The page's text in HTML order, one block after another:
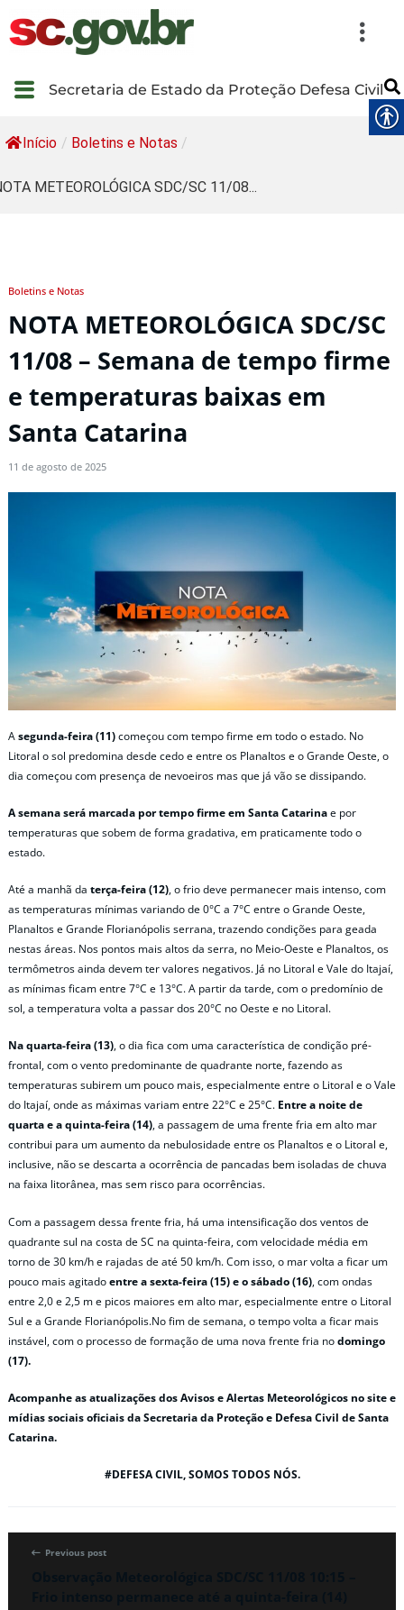
Secretaria de Estado da Proteção Defesa Civil
Início / Boletins e Notas /
METEOROLÓGICA SDC/SC 11/08...
Boletins e Notas
NOTA METEOROLÓGICA SDC/SC
11/08 – Semana de tempo firme
e temperaturas baixas em
Santa Catarina
11 de agosto de 2025
Asegunda-feira (11)começou com tempo firme em todo o estado. No
Litoral o sol predomina desde cedo e entre os Planaltos e o Grande Oeste, o
dia começou com presença de nevoeiros mas que já vão se dissipando.
A semana será marcada por tempo firme em Santa Catarinae por
temperaturas que sobem de forma gradativa, em praticamente todo o
estado.
Até a manhã da terça-feira (12), o frio deve permanecer mais intenso, com
as temperaturas mínimas variando de 0°C a 7°C entre o Grande Oeste,
Planaltos e Grande Florianópolis serrana, trazendo condições para geada
nestas áreas. Nos pontos mais altos da serra, no Meio-Oeste e Planaltos, os
termômetros ainda devem ter valores negativos. Já no Litoral e Vale do Itajaí,
as mínimas ficam entre 7°C e 13°C. A partir da tarde, com o predomínio de
sol, a temperatura volta a passar dos 20°C no Oeste e no Litoral.
Na quarta-feira (13), o dia fica com uma característica de condição pré-
frontal, com o vento predominante de quadrante norte, fazendo as
temperaturas subirem um pouco mais, especialmente entre o Litoral e o Vale
do Itajaí, onde as máximas variam entre 22°C e 25°C. Entre a noite de
quarta e a quinta-feira (14), a passagem de uma frente fria em alto mar
contribui para um aumento da nebulosidade entre os Planaltos e o Litoral e,
inclusive, não se descarta a ocorrência de pancadas bem isoladas de chuva
na faixa litorânea, mas sem risco para ocorrências.
Com a passagem dessa frente fria, há uma intensificação dos ventos de
quadrante sul na costa de SC na quinta-feira, com velocidade média em
torno de 30 km/h e rajadas de até 50 km/h. Com isso, o mar volta a ficar um
pouco mais agitadoentre a sexta-feira (15) e o sábado (16), com ondas
entre 2,0 e 2,5 m e picos maiores em alto mar, especialmente entre o Litoral
Sul e a Grande Florianópolis.No fim de semana, o tempo volta a ficar mais
instável, com o processo de formação de uma nova frente fria nodomingo
(17).
Acompanhe as atualizações dos Avisos e Alertas Meteorológicos no site e
mídias sociais oficiais da Secretaria da Proteção e Defesa Civil de Santa
Catarina.
#DEFESA CIVIL, SOMOS TODOS NÓS.
Previous post